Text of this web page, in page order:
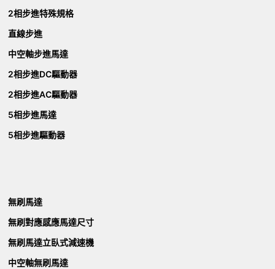
2相步進特殊規格
直線步進
中空軸步進馬達
2相步進DC驅動器
2相步進AC驅動器
5相步進馬達
5相步進驅動器
無刷馬達
無刷對應感應馬達尺寸
無刷馬達立臥式減速機
中空軸無刷馬達